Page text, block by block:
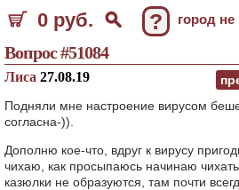
0 руб. ? город
Вопрос #51084
Лиса 27.08.19
Подняли мне настроение вирусом
согласна-)).
Дополню кое-что, вдруг к вирусу
чихаю, как просыпаюсь начинаю
казюлки не образуются, там почти